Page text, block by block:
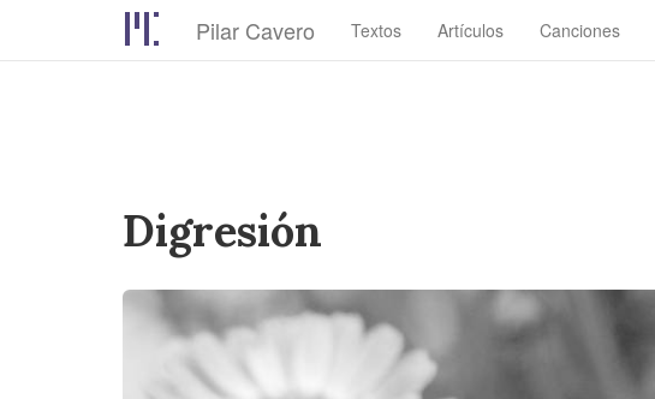
Pilar Cavero Textos Artículos Canciones
Digresión